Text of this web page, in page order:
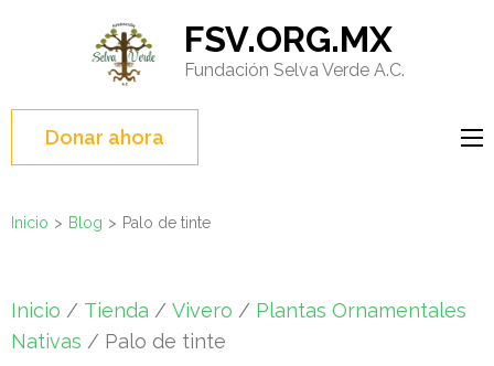
(presione
Entrar)
FSV.ORG.MX
Fundación Selva Verde A.C.
Donar ahora
Inicio > Blog > Palo de tinte
Inicio / Tienda / Vivero / Plantas Ornamentales
Nativas / Palo de tinte